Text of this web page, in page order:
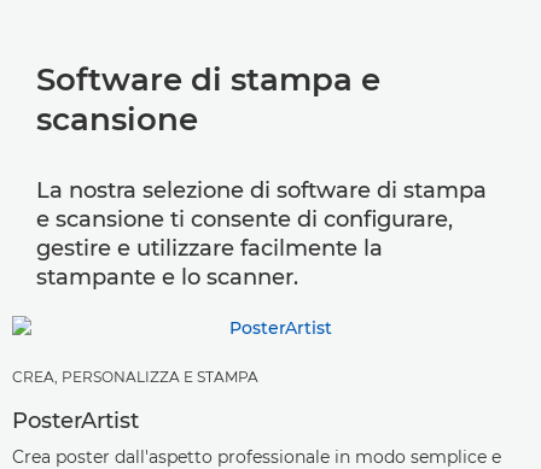
Software di stampa e
scansione
La nostra selezione di software di stampa
e scansione ti consente di configurare,
gestire e utilizzare facilmente la
stampante e lo scanner.
CREA, PERSONALIZZA E STAMPA
PosterArtist
Crea poster dall'aspetto professionale in modo semplice e